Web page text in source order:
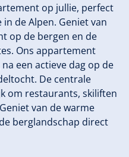
op jullie, perfect
de Alpen. Geniet van
op de bergen en de
Ons appartement
een actieve dag op de
De centrale
om restaurants, skiliften
van de warme
berglandschap direct